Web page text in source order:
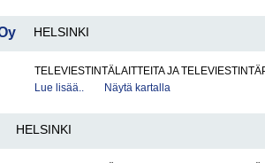
HELSINKI
TELEVIESTINTÄLAITTEITA JA
Lue lisää..
Näytä kartalla
HELSINKI